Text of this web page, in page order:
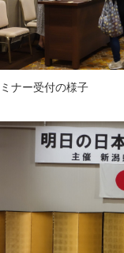
ナー受付の様子